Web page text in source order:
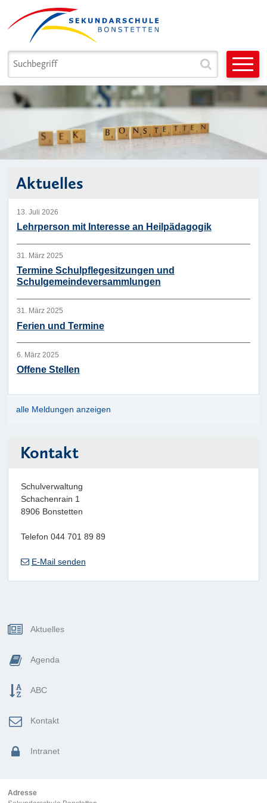
Navigieren in Sek. Bonstetten
Schnellnavigation
Suchbegriff Suche
Hauptnavigation
Sek Bonstetten – Aktuelles und
Aktuelles
Lehrperson mit Interesse an Heilpädagogik
13. Juli 2026
Termine Schulpflegesitzungen und
Schulgemeindeversammlungen
31. März 2025
Ferien und Termine
31. März 2025
Offene Stellen
6. März 2025
alle Meldungen anzeigen
Kontakt
Schulverwaltung
Schachenrain 1
8906 Bonstetten
Telefon 044 701 89 89
E-Mail senden
Sidebar
Aktuelles
Agenda
ABC
Kontakt
Intranet
Adresse